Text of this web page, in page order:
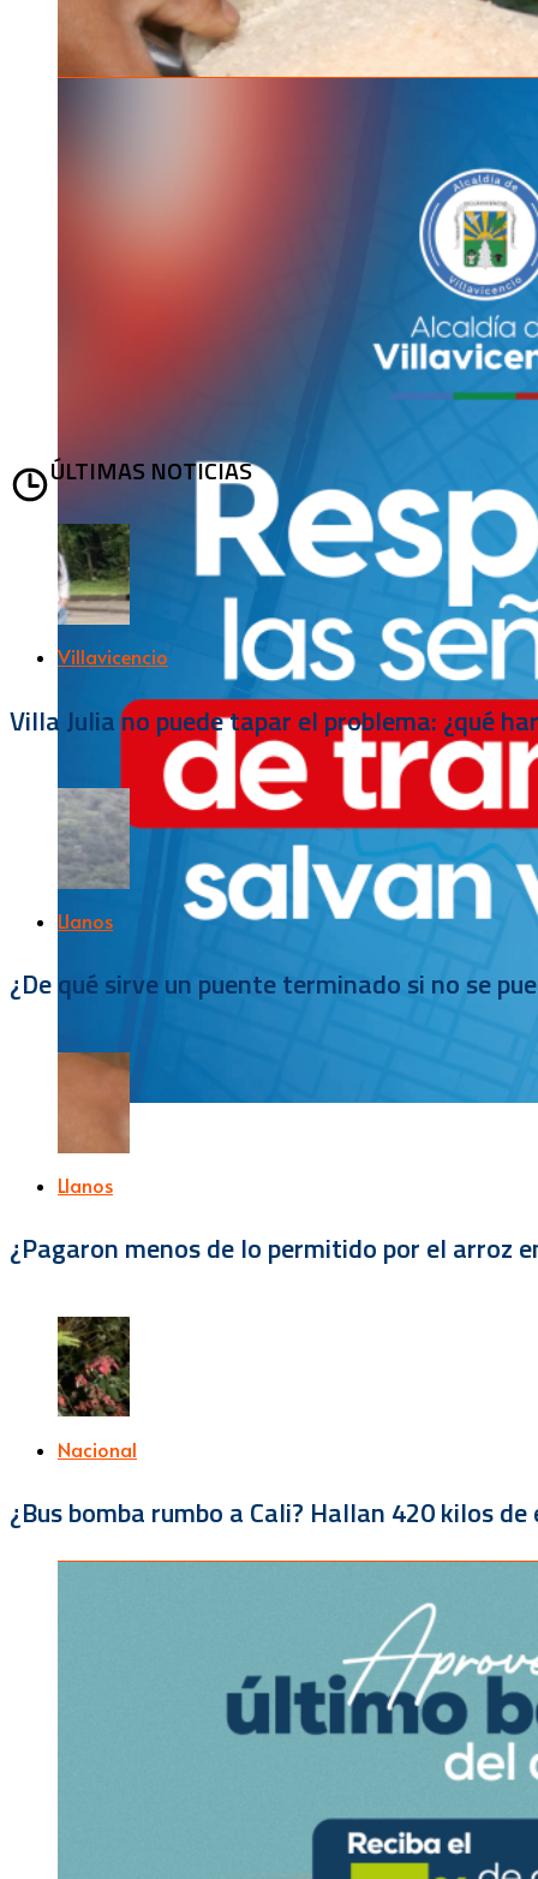
ÚLTIMAS NOTICIAS
Villavicencio
Villa Julia no puede tapar el problema: ¿qué
Llanos
¿De qué sirve un puente terminado si no se
Llanos
¿Pagaron menos de lo permitido por el arroz
Nacional
¿Bus bomba rumbo a Cali? Hallan 420 kilos